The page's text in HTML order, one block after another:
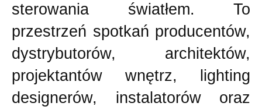
sterowania światłem. To
przestrzeń spotkań producentów,
dystrybutorów, architektów,
projektantów wnętrz, lighting
designerów, instalatorów oraz